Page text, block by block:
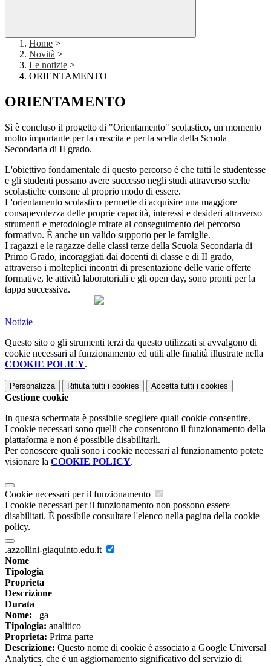
Home >
Novità >
Le notizie >
ORIENTAMENTO
ORIENTAMENTO
Si è concluso il progetto di "Orientamento" scolastico, un momento
molto importante per la crescita e per la scelta della Scuola
Secondaria di II grado.
L'obiettivo fondamentale di questo percorso è che tutti le studentesse
e gli studenti possano avere successo negli studi attraverso scelte
scolastiche consone al proprio modo di essere.
L'orientamento scolastico permette di acquisire una maggiore
consapevolezza delle proprie capacità, interessi e desideri attraverso
strumenti e metodologie mirate al conseguimento del percorso
formativo. È anche un valido supporto per le famiglie.
I ragazzi e le ragazze delle classi terze della Scuola Secondaria di
Primo Grado, incoraggiati dai docenti di classe e di II grado,
attraverso i molteplici incontri di presentazione delle varie offerte
formative, le attività laboratoriali e gli open day, sono pronti per la
tappa successiva.
Notizie
Questo sito o gli strumenti terzi da questo utilizzati si avvalgono di
cookie necessari al funzionamento ed utili alle finalità illustrate nella
COOKIE POLICY.
Personalizza Rifiuta tutti i cookies Accetta tutti i cookies
Gestione cookie
In questa schermata è possibile scegliere quali cookie consentire.
I cookie necessari sono quelli che consentono il funzionamento della
piattaforma e non è possibile disabilitarli.
Per conoscere quali sono i cookie necessari al funzionamento potete
visionare la COOKIE POLICY.
Cookie necessari per il funzionamento
I cookie necessari per il funzionamento non possono essere
disabilitati. È possibile consultare l'elenco nella pagina della cookie
policy.
.azzollini-giaquinto.edu.it
Nome
Tipologia
Proprieta
Descrizione
Durata
Nome: _ga
Tipologia: analitico
Proprieta: Prima parte
Descrizione: Questo nome di cookie è associato a Google Universal
Analytics, che è un aggiornamento significativo del servizio di